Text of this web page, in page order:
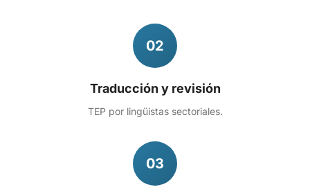
02
Traducción y revisión
TEP por lingüistas sectoriales.
03